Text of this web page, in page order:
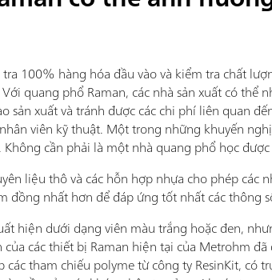
100% hàng hóa đầu vào và kiểm tra chất
quang phổ Raman, các nhà sản xuất có thể
sản xuất và tránh được các chi phí liên quan
viên kỹ thuật. Một trong những khuyến
cần phải là một nhà quang phổ học
liệu thô và các hỗn hợp nhựa cho phép các
đồng nhất hơn để đáp ứng tốt nhất các thông
hiện dưới dạng viên màu trắng hoặc đen,
các thiết bị Raman hiện tại của Metrohm
tham chiếu polyme từ công ty ResinKit, có